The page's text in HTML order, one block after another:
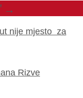
→
nije mjesto za
Rizve